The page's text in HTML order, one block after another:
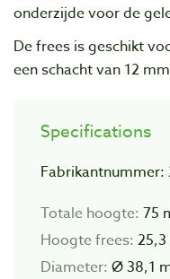
onderzijde voor de
De frees is geschikt
een schacht van 12
Specifications
Fabrikantnummer:
Totale hoogte: 75
Hoogte frees:
Diameter: Ø 38,1